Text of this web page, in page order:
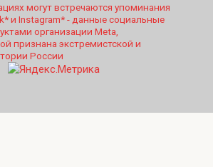
могут встречаются упоминания
и Instagram* - данные социальные
организации Meta,
признана экстремистской и
России